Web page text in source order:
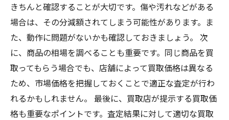
きちんと確認することが大切です。傷や汚れなどがある
場合は、その分減額されてしまう可能性があります。ま
た、動作に問題がないかも確認しておきましょう。 次
に、商品の相場を調べることも重要です。同じ商品を買
取ってもらう場合でも、店舗によって買取価格は異なる
ため、市場価格を把握しておくことで適正な査定が行わ
れるかもしれません。 最後に、買取店が提示する買取価
格も重要なポイントです。査定結果に対して適切な買取